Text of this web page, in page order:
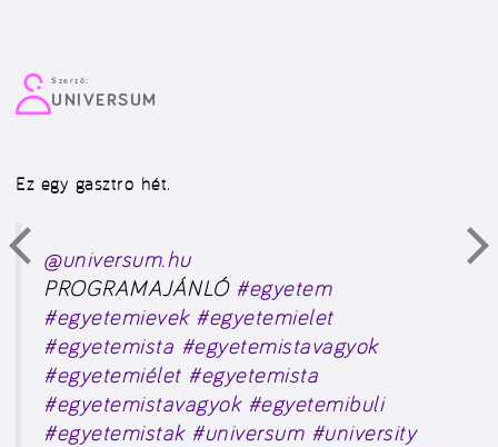
Szerző:
UNIVERSUM
Ez egy gasztro hét.
@universum.hu
PROGRAMAJÁNLÓ #egyetem
#egyetemievek #egyetemielet
#egyetemista #egyetemistavagyok
#egyetemiélet #egyetemista
#egyetemistavagyok #egyetemibuli
#egyetemistak #universum #university